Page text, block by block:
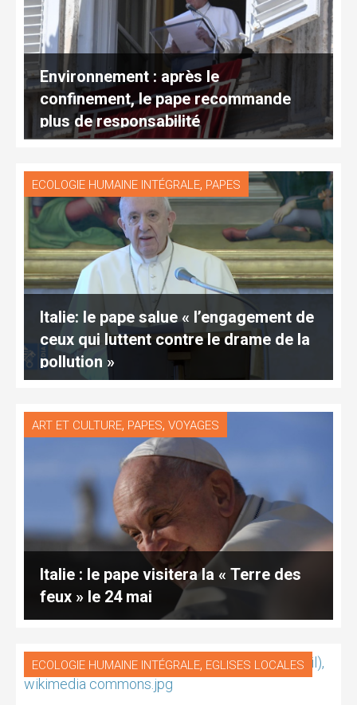
Environnement : après le
confinement, le pape recommande
plus de responsabilité
ECOLOGIE HUMAINE INTÉGRALE, PAPES
Italie: le pape salue « l’engagement de
ceux qui luttent contre le drame de la
pollution »
ART ET CULTURE, PAPES, VOYAGES
Italie : le pape visitera la « Terre des
feux » le 24 mai
ECOLOGIE HUMAINE INTÉGRALE, EGLISES LOCALES